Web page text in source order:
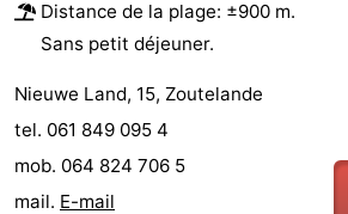
Distance de la plage: ±900 m.
Sans petit déjeuner.
Nieuwe Land, 15, Zoutelande
tel. 061 849 095 4
mob. 064 824 706 5
mail. E-mail